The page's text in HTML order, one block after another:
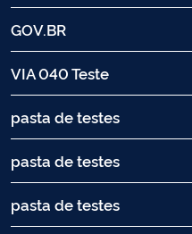
GOV.BR
VIA 040 Teste
pasta de testes
pasta de testes
pasta de testes